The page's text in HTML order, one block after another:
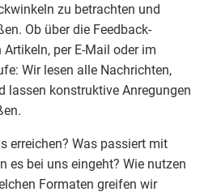
zu betrachten und
Ob über die Feedback-
per E-Mail oder im
Wir lesen alle Nachrichten,
lassen konstruktive Anregungen
erreichen? Was passiert mit
es bei uns eingeht? Wie nutzen
Formaten greifen wir